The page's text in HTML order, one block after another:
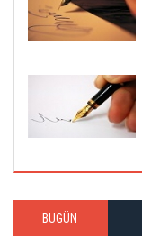
BUGÜN